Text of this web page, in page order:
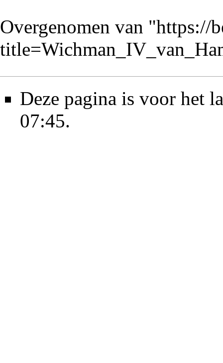
Overgenomen van "https://
Deze pagina is voor het
07:45.